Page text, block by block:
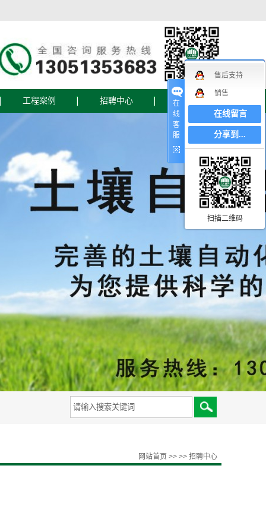
工程案例 招聘中心 联系我们
联系我们
在线地图
在线留言
网站首页 >> >> 招聘中心
在
线
客
服
售后支持
销售
在线留言
分享到...
扫描二维码